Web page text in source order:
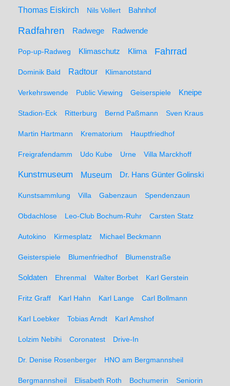
Thomas Eiskirch Nils Vollert Bahnhof
Radfahren Radwege Radwende
Pop-up-Radweg Klimaschutz Klima Fahrrad
Dominik Bald Radtour Klimanotstand
Verkehrswende Public Viewing Geiserspiele Kneipe
Stadion-Eck Ritterburg Bernd Paßmann Sven Kraus
Martin Hartmann Krematorium Hauptfriedhof
Freigrafendamm Udo Kube Urne Villa Marckhoff
Kunstmuseum Museum Dr. Hans Günter Golinski
Kunstsammlung Villa Gabenzaun Spendenzaun
Obdachlose Leo-Club Bochum-Ruhr Carsten Statz
Autokino Kirmesplatz Michael Beckmann
Geisterspiele Blumenfriedhof Blumenstraße
Soldaten Ehrenmal Walter Borbet Karl Gerstein
Fritz Graff Karl Hahn Karl Lange Carl Bollmann
Karl Loebker Tobias Arndt Karl Amshof
Lolzim Nebihi Coronatest Drive-In
Dr. Denise Rosenberger HNO am Bergmannsheil
Bergmannsheil Elisabeth Roth Bochumerin Seniorin